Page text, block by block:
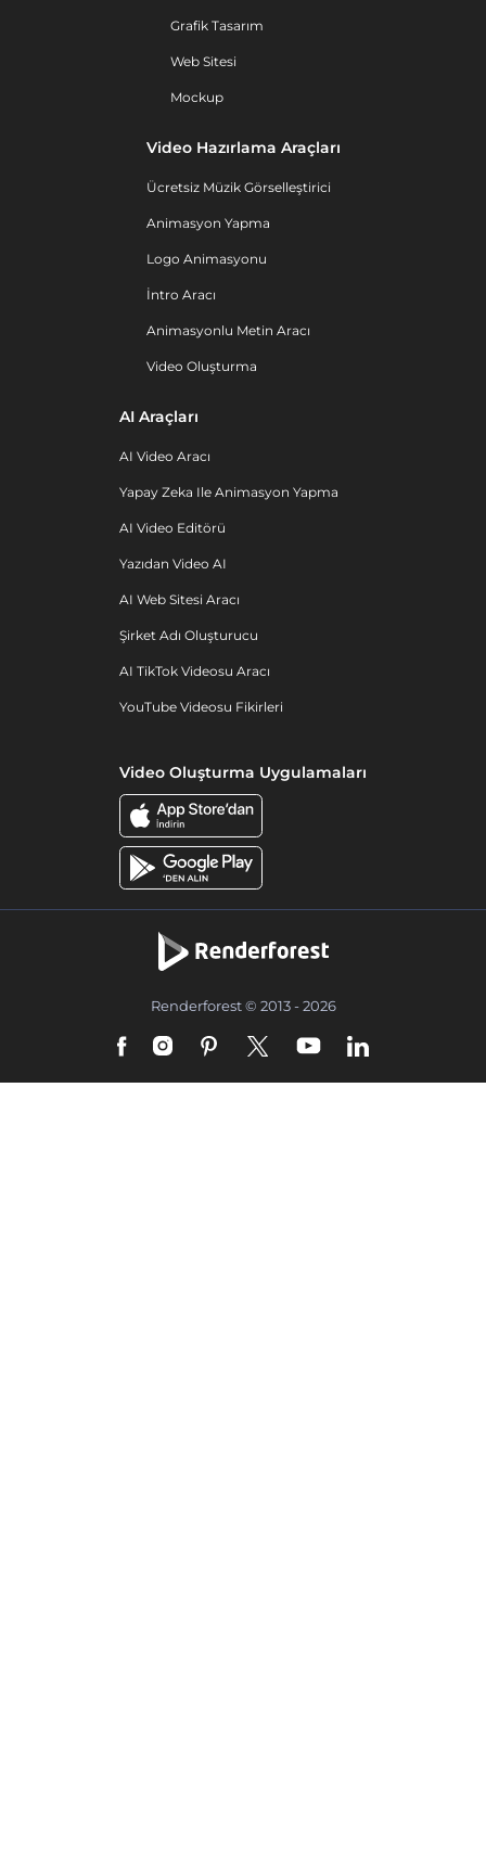
Grafik Tasarım
Web Sitesi
Mockup
Video Hazırlama Araçları
Ücretsiz Müzik Görselleştirici
Animasyon Yapma
Logo Animasyonu
İntro Aracı
Animasyonlu Metin Aracı
Video Oluşturma
AI Araçları
AI Video Aracı
Yapay Zeka Ile Animasyon Yapma
AI Video Editörü
Yazıdan Video AI
AI Web Sitesi Aracı
Şirket Adı Oluşturucu
AI TikTok Videosu Aracı
YouTube Videosu Fikirleri
Video Oluşturma Uygulamaları
Renderforest © 2013 - 2026